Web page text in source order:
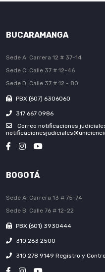
BUCARAMANGA
Sede A: Carrera 12 # 37-14
Sede C: Calle 37 # 12-46
Sede D: Calle 37 # 12 - 80
PBX (607) 6306060
317 667 0986
Correo notificaciones
BOGOTÁ
Sede A: Carrera 13 # 75-74
Sede B: Calle 76 # 12-22
PBX (601) 3930444
310 263 2500
310 278 9149 Registro y